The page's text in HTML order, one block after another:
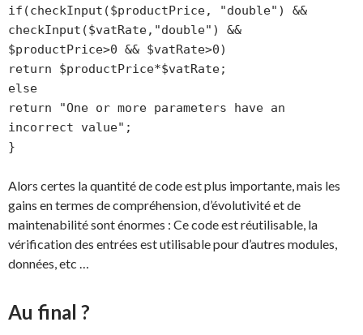
if(checkInput($productPrice, "double") &&
checkInput($vatRate,"double") &&
$productPrice>0 && $vatRate>0)
return $productPrice*$vatRate;
else
return "One or more parameters have an
incorrect value";
Alors certes la quantité de code est plus importante, mais les
gains en termes de compréhension, d’évolutivité et de
maintenabilité sont énormes : Ce code est réutilisable, la
vérification des entrées est utilisable pour d’autres modules,
données, etc …
Au final ?